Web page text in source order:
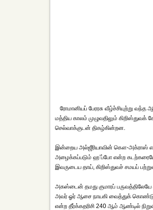
ரோமானியப் பேரரசு வீழ்ச்சியுற்று
மத்திய காலம் முழுவதிலும்
செல்வாக்குடன் திகழ்கின்றன.
இன்றைய அல்ஜீரியாவின் கௌ-அக்ராஸ்
அழைக்கப்படும் ஹ’ப்போ என்ற
இவருடைய தாய், கிறிஸ்துவச் சமயப்
அகஸ்டைன் தமது குமாரப்
அவர் ஓர் ஆசை நாயகி வைத்துக் கொண்டு
என்ற தீர்க்கதரிசி 240 ஆம் ஆண்டில்